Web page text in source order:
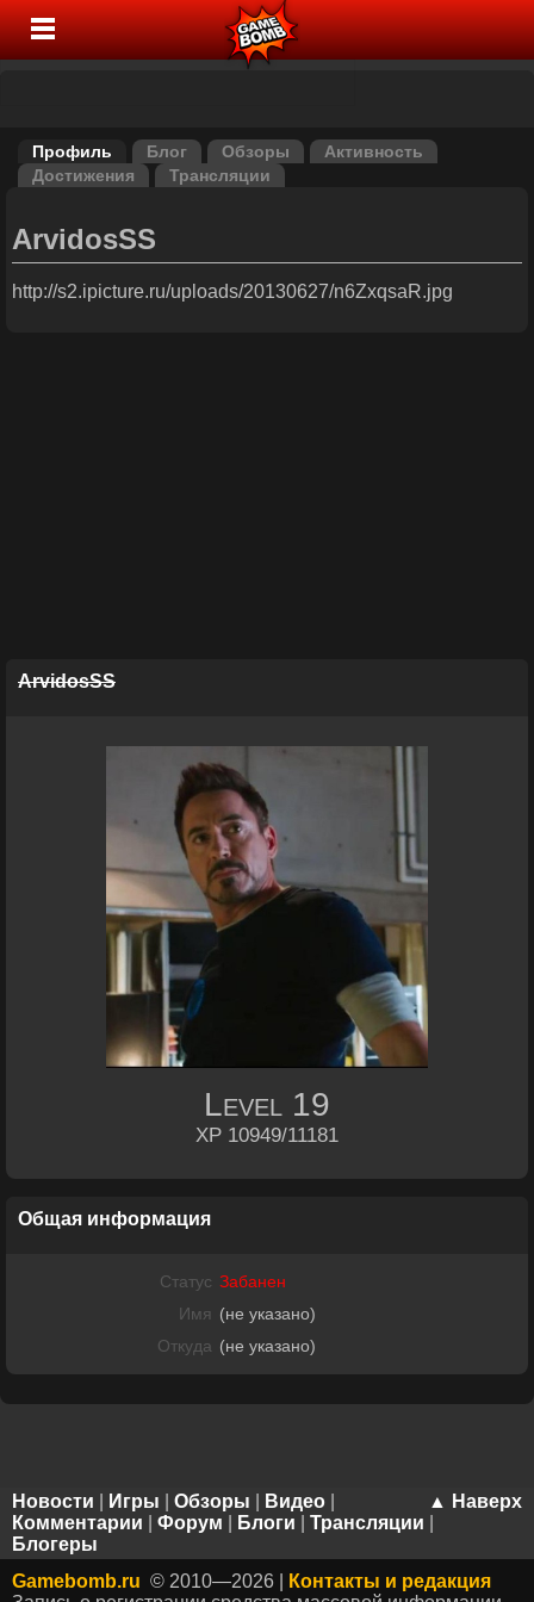
Профиль Блог Обзоры
Активность
Достижения
Трансляции
ArvidosSS
http://s2.ipicture.ru/uploads/20130627/n6ZxqsaR.jpg
ArvidosSS
Level 19
XP 10949/11181
Общая информация
Статус Забанен
Имя (не указано)
Откуда (не указано)
▲ Наверх
Новости Игры Обзоры Видео
Комментарии
Форум Блоги Трансляции
Блогеры
Gamebomb.ru © 2010—2026 |
Контакты и редакция